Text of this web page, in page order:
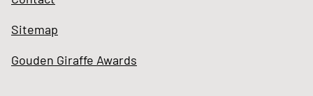
Sitemap
Gouden Giraffe Awards